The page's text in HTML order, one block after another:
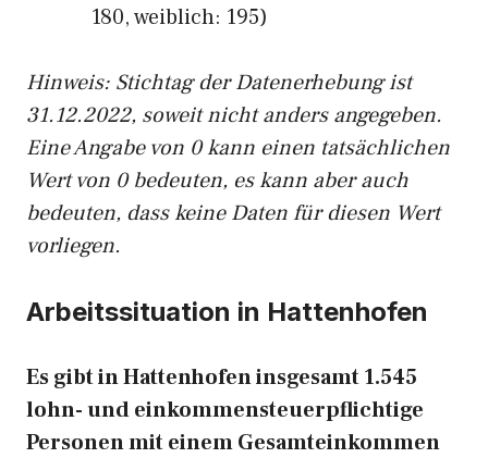
180, weiblich: 195)
Hinweis: Stichtag der Datenerhebung ist
31.12.2022, soweit nicht anders angegeben.
Eine Angabe von 0 kann einen tatsächlichen
Wert von 0 bedeuten, es kann aber auch
bedeuten, dass keine Daten für diesen Wert
vorliegen.
Arbeitssituation in Hattenhofen
Es gibt in Hattenhofen insgesamt 1.545
lohn- und einkommensteuerpflichtige
Personen mit einem Gesamteinkommen